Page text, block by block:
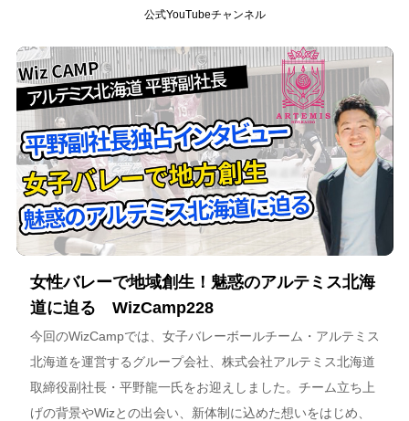
公式YouTubeチャンネル
女性バレーで地域創生！魅惑のアルテミス北海
道に迫る WizCamp228
今回のWizCampでは、女子バレーボールチーム・アルテミス
北海道を運営するグループ会社、株式会社アルテミス北海道
取締役副社長・平野龍一氏をお迎えしました。チーム立ち上
げの背景やWizとの出会い、新体制に込めた想いをはじめ、